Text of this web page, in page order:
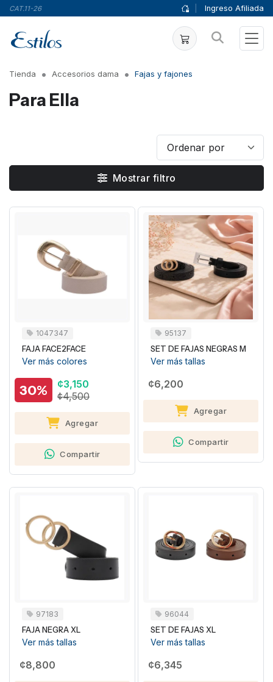
CAT.11-26 Ingreso Afiliada
Tienda Accesorios dama Fajas y fajones
Para Ella
Mostrar filtro
1047347
FAJA FACE2FACE
Ver más colores
30%
¢3,150
¢4,500
Agregar
Compartir
95137
SET DE FAJAS NEGRAS M
Ver más tallas
¢6,200
Agregar
Compartir
97183
FAJA NEGRA XL
Ver más tallas
¢8,800
96044
SET DE FAJAS XL
Ver más tallas
¢6,345